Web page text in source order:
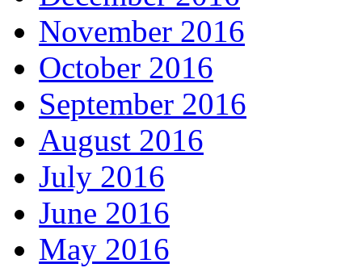
November 2016
October 2016
September 2016
August 2016
July 2016
June 2016
May 2016